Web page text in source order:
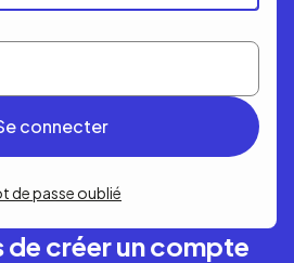
de passe oublié
de créer un compte